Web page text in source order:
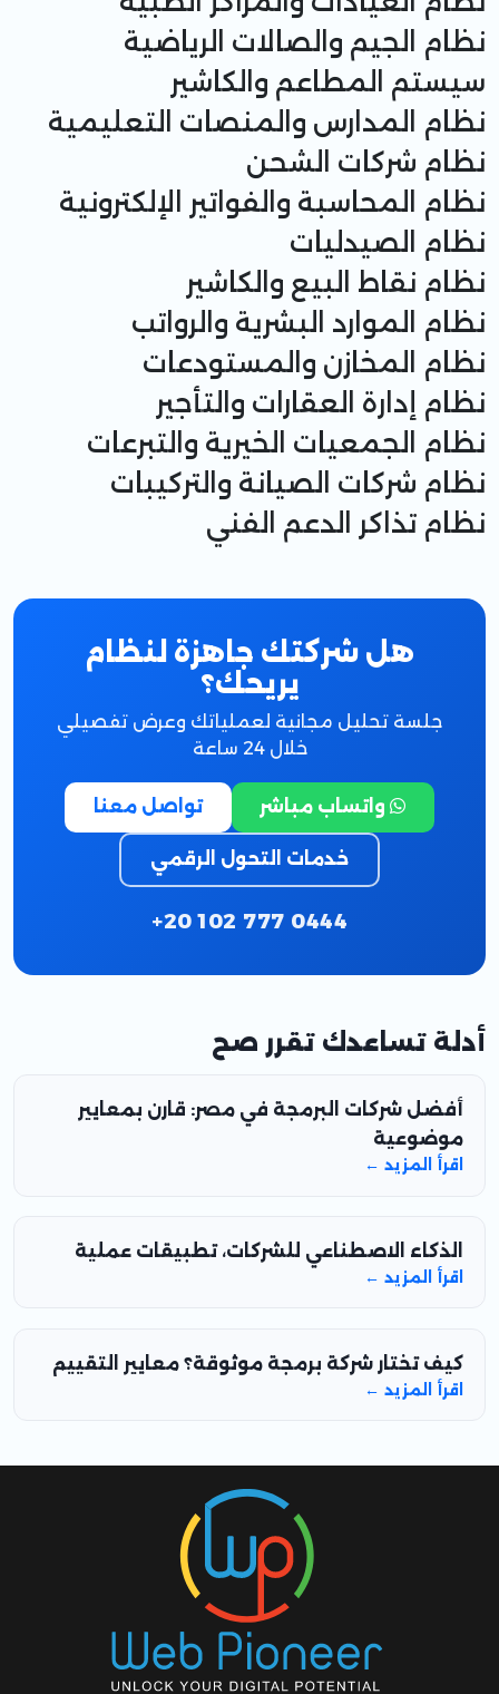
نظام الجيم والصالات الرياضية
سيستم المطاعم والكاشير
نظام المدارس والمنصات التعليمية
نظام شركات الشحن
نظام المحاسبة والفواتير الإلكترونية
نظام الصيدليات
نظام نقاط البيع والكاشير
نظام الموارد البشرية والرواتب
نظام المخازن والمستودعات
نظام إدارة العقارات والتأجير
نظام الجمعيات الخيرية والتبرعات
نظام شركات الصيانة والتركيبات
نظام تذاكر الدعم الفني
هل شركتك جاهزة لنظام
يريحك؟
جلسة تحليل مجانية لعملياتك وعرض تفصيلي
خلال 24 ساعة
واتساب مباشر تواصل معنا
خدمات التحول الرقمي
+20 102 777 0444
أدلة تساعدك تقرر صح
أفضل شركات البرمجة في مصر: قارن بمعايير
موضوعية
اقرأ المزيد ←
الذكاء الاصطناعي للشركات، تطبيقات عملية
اقرأ المزيد ←
كيف تختار شركة برمجة موثوقة؟ معايير التقييم
اقرأ المزيد ←